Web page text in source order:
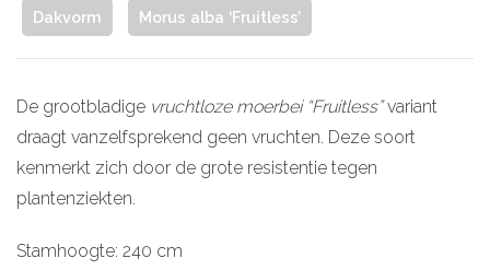
Dakvorm Morus alba ‘Fruitless’
De grootbladige vruchtloze moerbei “Fruitless”variant
draagt vanzelfsprekend geen vruchten. Deze soort
kenmerkt zich door de grote resistentie tegen
plantenziekten.
Stamhoogte: 240 cm